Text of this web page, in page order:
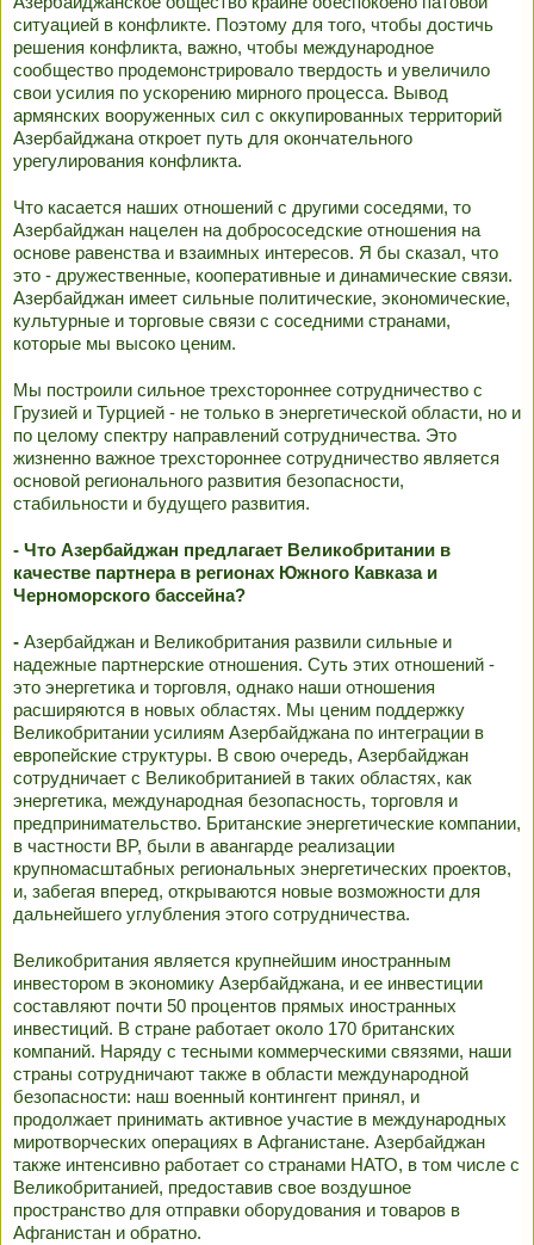
ситуацией в конфликте. Поэтому для того, чтобы достичь
решения конфликта, важно, чтобы международное
сообщество продемонстрировало твердость и увеличило
свои усилия по ускорению мирного процесса. Вывод
армянских вооруженных сил с оккупированных территорий
Азербайджана откроет путь для окончательного
урегулирования конфликта.
Что касается наших отношений с другими соседями, то
Азербайджан нацелен на добрососедские отношения на
основе равенства и взаимных интересов. Я бы сказал, что
это - дружественные, кооперативные и динамические связи.
Азербайджан имеет сильные политические, экономические,
культурные и торговые связи с соседними странами,
которые мы высоко ценим.
Мы построили сильное трехстороннее сотрудничество с
Грузией и Турцией - не только в энергетической области, но и
по целому спектру направлений сотрудничества. Это
жизненно важное трехстороннее сотрудничество является
основой регионального развития безопасности,
стабильности и будущего развития.
- Что Азербайджан предлагает Великобритании в
качестве партнера в регионах Южного Кавказа и
Черноморского бассейна?
- Азербайджан и Великобритания развили сильные и
надежные партнерские отношения. Суть этих отношений -
это энергетика и торговля, однако наши отношения
расширяются в новых областях. Мы ценим поддержку
Великобритании усилиям Азербайджана по интеграции в
европейские структуры. В свою очередь, Азербайджан
сотрудничает с Великобританией в таких областях, как
энергетика, международная безопасность, торговля и
предпринимательство. Британские энергетические компании,
в частности BP, были в авангарде реализации
крупномасштабных региональных энергетических проектов,
и, забегая вперед, открываются новые возможности для
дальнейшего углубления этого сотрудничества.
Великобритания является крупнейшим иностранным
инвестором в экономику Азербайджана, и ее инвестиции
составляют почти 50 процентов прямых иностранных
инвестиций. В стране работает около 170 британских
компаний. Наряду с тесными коммерческими связями, наши
страны сотрудничают также в области международной
безопасности: наш военный контингент принял, и
продолжает принимать активное участие в международных
миротворческих операциях в Афганистане. Азербайджан
также интенсивно работает со странами НАТО, в том числе с
Великобританией, предоставив свое воздушное
пространство для отправки оборудования и товаров в
Афганистан и обратно.